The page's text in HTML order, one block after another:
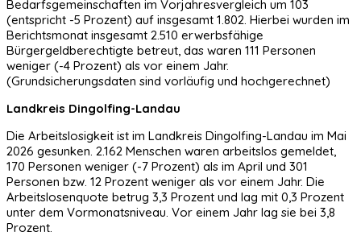
Bedarfsgemeinschaften im Vorjahresvergleich um 103
(entspricht -5 Prozent) auf insgesamt 1.802. Hierbei wurden im
Berichtsmonat insgesamt 2.510 erwerbsfähige
Bürgergeldberechtigte betreut, das waren 111 Personen
weniger (-4 Prozent) als vor einem Jahr.
(Grundsicherungsdaten sind vorläufig und hochgerechnet)
Landkreis Dingolfing-Landau
Die Arbeitslosigkeit ist im Landkreis Dingolfing-Landau im Mai
2026 gesunken. 2.162 Menschen waren arbeitslos gemeldet,
170 Personen weniger (-7 Prozent) als im April und 301
Personen bzw. 12 Prozent weniger als vor einem Jahr. Die
Arbeitslosenquote betrug 3,3 Prozent und lag mit 0,3 Prozent
unter dem Vormonatsniveau. Vor einem Jahr lag sie bei 3,8
Prozent.